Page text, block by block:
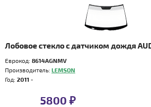
Лобовое стекло с датчиком дождя
Еврокод: 8614AGNMV
Производитель: LEMSON
Год: 2011 -
5800 ₽